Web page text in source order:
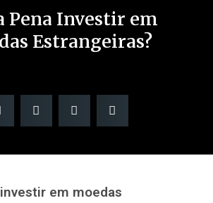
Pena Investir em
Estrangeiras?
em moedas